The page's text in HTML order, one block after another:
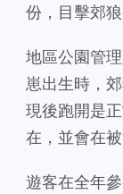
份，目擊郊
地區公園管
崽出生時，
現後跑開是
在，並會在
遊客在全年